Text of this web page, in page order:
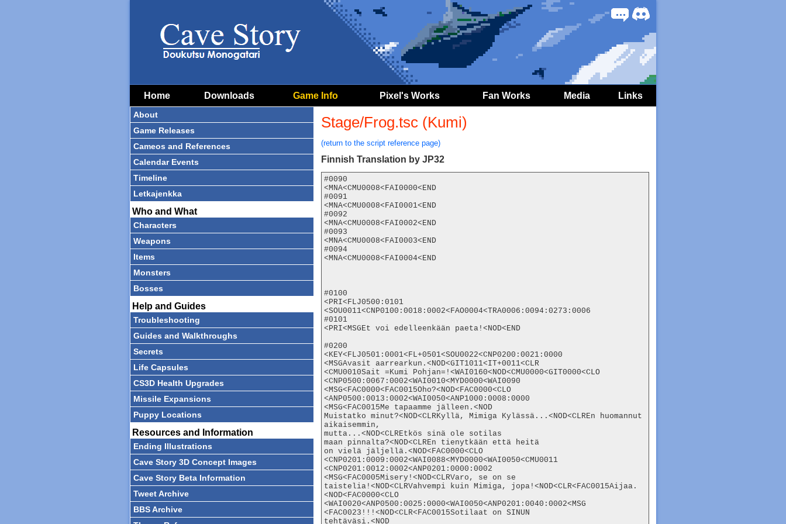
Home Downloads Game Info Pixel's Works Fan Works Media Links
About
Game Releases
Cameos and References
Calendar Events
Timeline
Letkajenkka
Who and What
Characters
Weapons
Items
Monsters
Bosses
Help and Guides
Troubleshooting
Guides and Walkthroughs
Secrets
Life Capsules
CS3D Health Upgrades
Missile Expansions
Puppy Locations
Resources and Information
Ending Illustrations
Cave Story 3D Concept Images
Cave Story Beta Information
Tweet Archive
BBS Archive
Stage/Frog.tsc (Kumi)
(return to the script reference page)
Finnish Translation by JP32
#0090
<MNA<CMU0008<FAI0000<END
#0091
<MNA<CMU0008<FAI0001<END
#0092
<MNA<CMU0008<FAI0002<END
#0093
<MNA<CMU0008<FAI0003<END
#0094
<MNA<CMU0008<FAI0004<END
#0100
<PRI<FLJ0500:0101
<SOU0011<CNP0100:0018:0002<FAO0004<TRA0006:0094:0273:0006
#0101
<PRI<MSGEt voi edelleenkään paeta!<NOD<END
#0200
<KEY<FLJ0501:0001<FL+0501<SOU0022<CNP0200:0021:0000
<MSGAvasit aarrearkun.<NOD<GIT1011<IT+0011<CLR
<CMU0010Sait =Kumi Pohjan=!<WAI0160<NOD<CMU0000<GIT0000<CLO
<CNP0500:0067:0002<WAI0010<MYD0000<WAI0090
<MSG<FAC0000<FAC0015Oho?<NOD<FAC0000<CLO
<ANP0500:0013:0002<WAI0050<ANP1000:0008:0000
<MSG<FAC0015Me tapaamme jälleen.<NOD
Muistatko minut?<NOD<CLRKyllä, Mimiga Kylässä...<NOD<CLREn huomannut
aikaisemmin,
mutta...<NOD<CLREtkös sinä ole sotilas
maan pinnalta?<NOD<CLREn tienytkään että heitä
on vielä jäljellä.<NOD<FAC0000<CLO
<CNP0201:0009:0002<WAI0088<MYD0000<WAI0050<CMU0011
<CNP0201:0012:0002<ANP0201:0000:0002
<MSG<FAC0005Misery!<NOD<CLRVaro, se on se
taistelia!<NOD<CLRVahvempi kuin Mimiga, jopa!<NOD<CLR<FAC0015Aijaa.
<NOD<FAC0000<CLO
<WAI0020<ANP0500:0025:0000<WAI0050<ANP0201:0040:0002<MSG
<FAC0023!!!<NOD<CLR<FAC0015Sotilaat on SINUN
tehtäväsi.<NOD